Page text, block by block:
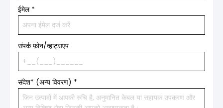
ईमेल *
संपर्क फ़ोन/व्हाट्सएप
संदेश* (अन्य विवरण) *